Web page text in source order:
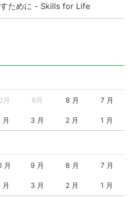
ために - Skills for Life
月 9月 8 月 7 月
月 3 月 2 月 1 月
月 9 月 8 月 7 月
月 3 月 2 月 1 月